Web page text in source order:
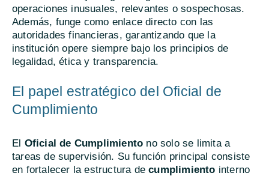
operaciones inusuales, relevantes o sospechosas.
Además, funge como enlace directo con las
autoridades financieras, garantizando que la
institución opere siempre bajo los principios de
legalidad, ética y transparencia.
El papel estratégico del Oficial de
Cumplimiento
El Oficial de Cumplimiento no solo se limita a
tareas de supervisión. Su función principal consiste
en fortalecer la estructura decumplimiento interno